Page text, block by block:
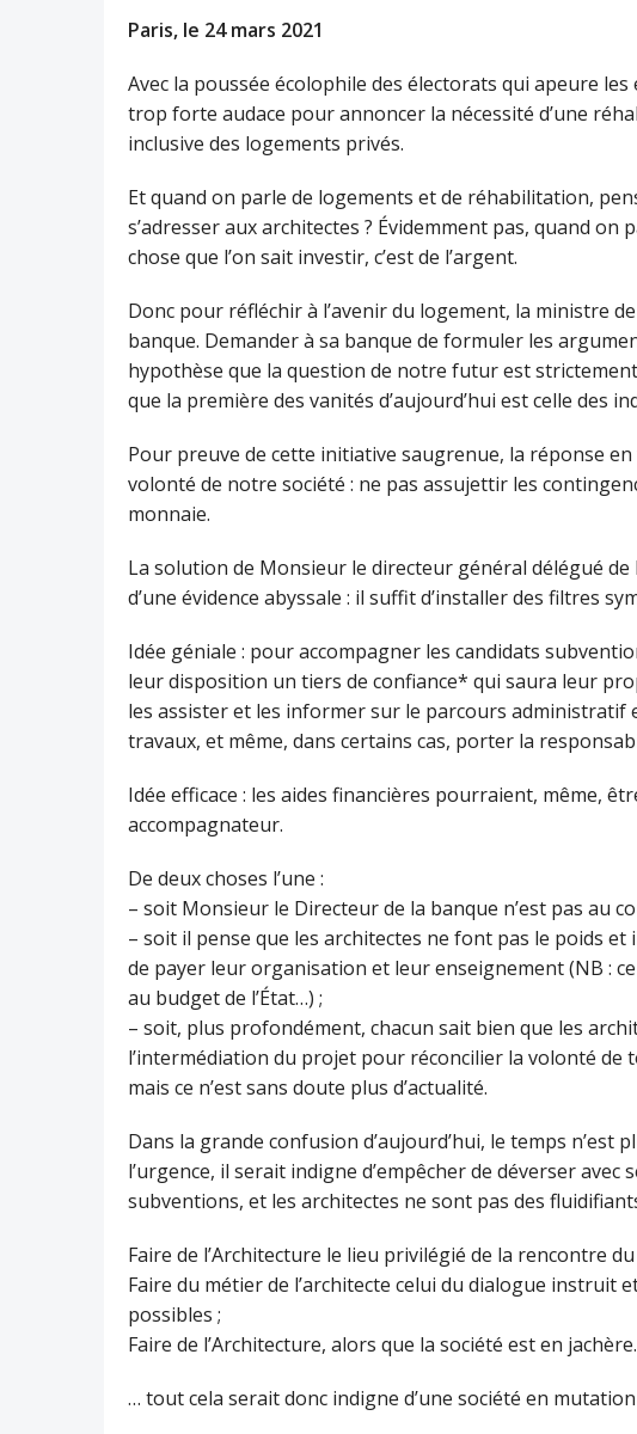
Paris, le 24 mars 2021
Avec la poussée écolophile des électorats qui apeure les
trop forte audace pour annoncer la nécessité d’une
inclusive des logements privés.
Et quand on parle de logements et de réhabilitation,
s’adresser aux architectes ? Évidemment pas, quand
chose que l’on sait investir, c’est de l’argent.
Donc pour réfléchir à l’avenir du logement, la ministre
banque. Demander à sa banque de formuler les
hypothèse que la question de notre futur est
que la première des vanités d’aujourd’hui est celle des
Pour preuve de cette initiative saugrenue, la réponse
volonté de notre société : ne pas assujettir les
monnaie.
La solution de Monsieur le directeur général délégué de
d’une évidence abyssale : il suffit d’installer des filtres
Idée géniale : pour accompagner les candidats
leur disposition un tiers de confiance* qui saura leur
les assister et les informer sur le parcours administratif
travaux, et même, dans certains cas, porter la
Idée efficace : les aides financières pourraient, même,
accompagnateur.
De deux choses l’une :
– soit Monsieur le Directeur de la banque n’est pas au
– soit il pense que les architectes ne font pas le poids
de payer leur organisation et leur enseignement (NB :
au budget de l’État…) ;
– soit, plus profondément, chacun sait bien que les
l’intermédiation du projet pour réconcilier la volonté de
mais ce n’est sans doute plus d’actualité.
Dans la grande confusion d’aujourd’hui, le temps n’est
l’urgence, il serait indigne d’empêcher de déverser
subventions, et les architectes ne sont pas des
Faire de l’Architecture le lieu privilégié de la rencontre
Faire du métier de l’architecte celui du dialogue instruit
possibles ;
Faire de l’Architecture, alors que la société est en
… tout cela serait donc indigne d’une société en mutation